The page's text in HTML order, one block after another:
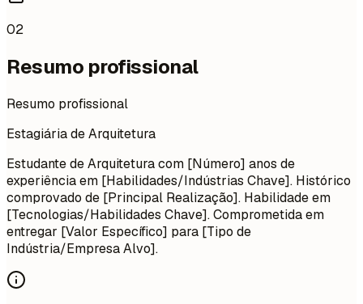
02
Resumo profissional
Resumo profissional
Estagiária de Arquitetura
Estudante de Arquitetura com [Número] anos de
experiência em [Habilidades/Indústrias Chave]. Histórico
comprovado de [Principal Realização]. Habilidade em
[Tecnologias/Habilidades Chave]. Comprometida em
entregar [Valor Específico] para [Tipo de
Indústria/Empresa Alvo].